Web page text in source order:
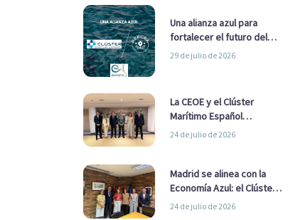
Una alianza azul para
fortalecer el futuro del
sector marítimo
29 de julio de 2026
La CEOE y el Clúster
Marítimo Español
refuerzan su alianza para
24 de julio de 2026
Madrid se alinea con la
Economía Azul: el Clúster
Marítimo Español y la Real
24 de julio de 2026